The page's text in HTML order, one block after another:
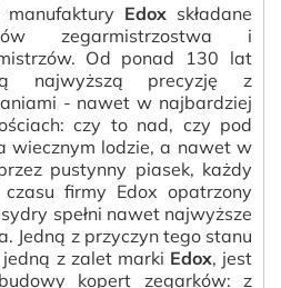
Edox składane
zegarmistrzostwa i
Od ponad 130 lat
najwyższą precyzję z
- nawet w najbardziej
czy to nad, czy pod
wiecznym lodzie, a nawet w
pustynny piasek, każdy
firmy Edox opatrzony
spełni nawet najwyższe
Jedną z przyczyn tego stanu
jedną z zalet marki Edox, jest
kopert zegarków: z